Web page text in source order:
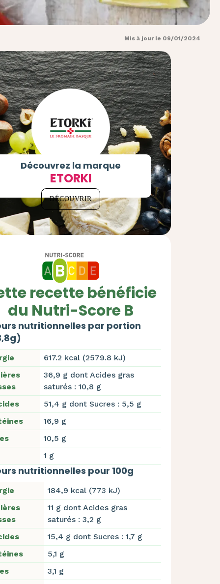
Mis à jour le 09/01/2024
Découvrez la marque
ETORKI
DÉCOUVRIR
recette bénéficie
du Nutri-Score B
nutritionnelles par portion
617.2 kcal (2579.8 kJ)
36,9 g dont Acides gras
saturés : 10,8 g
51,4 g dont Sucres : 5,5 g
16,9 g
10,5 g
1 g
nutritionnelles pour 100g
184,9 kcal (773 kJ)
11 g dont Acides gras
saturés : 3,2 g
15,4 g dont Sucres : 1,7 g
5,1 g
3,1 g